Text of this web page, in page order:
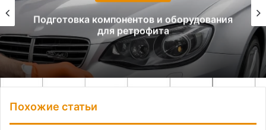
Как сделать противооткатный упор из
дерева своими руками
Похожие статьи